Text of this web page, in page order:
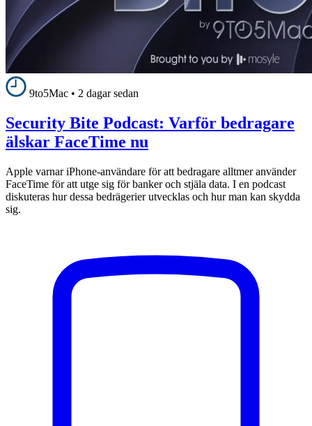
9to5Mac • 2 dagar sedan
Security Bite Podcast: Varför bedragare
älskar FaceTime nu
Apple varnar iPhone-användare för att bedragare alltmer använder
FaceTime för att utge sig för banker och stjäla data. I en podcast
diskuteras hur dessa bedrägerier utvecklas och hur man kan skydda
sig.